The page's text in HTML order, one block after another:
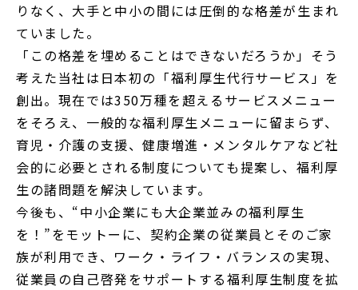
りなく、大手と中小の間には圧倒的な格差が生まれ
ていました。
「この格差を埋めることはできないだろうか」そう
考えた当社は日本初の「福利厚生代行サービス」を
創出。現在では350万種を超えるサービスメニュー
をそろえ、一般的な福利厚生メニューに留まらず、
育児・介護の支援、健康増進・メンタルケアなど社
会的に必要とされる制度についても提案し、福利厚
生の諸問題を解決しています。
今後も、“中小企業にも大企業並みの福利厚生
を！”をモットーに、契約企業の従業員とそのご家
族が利用でき、ワーク・ライフ・バランスの実現、
従業員の自己啓発をサポートする福利厚生制度を拡